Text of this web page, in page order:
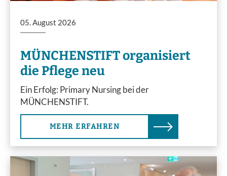
05. August 2026
MÜNCHENSTIFT organisiert
die Pflege neu
Ein Erfolg: Primary Nursing bei der
MÜNCHENSTIFT.
MEHR ERFAHREN